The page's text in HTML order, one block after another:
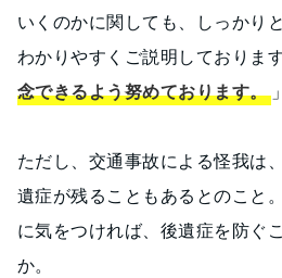
いくのかに関しても、しっかり
わかりやすくご説明しております
念できるよう努めております。」
ただし、交通事故による怪我は
遺症が残ることもあるとのこと
に気をつければ、後遺症を防ぐ
か。